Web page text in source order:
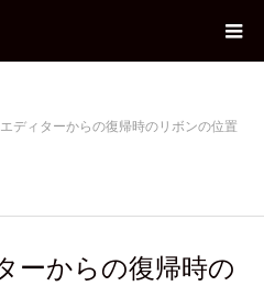
ディターからの復帰時のリボンの位置
ーからの復帰時の